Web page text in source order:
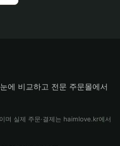
에 비교하고 전문 주문몰에서
며 실제 주문·결제는 haimlove.kr에서